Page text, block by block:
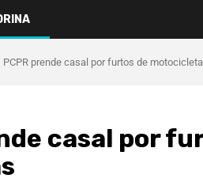
PCPR prende casal por furtos de
casal por